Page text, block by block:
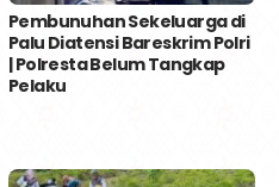
Pembunuhan Sekeluarga di
Palu Diatensi Bareskrim Polri
| Polresta Belum Tangkap
Pelaku